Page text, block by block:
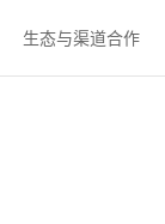
生态与渠道合作